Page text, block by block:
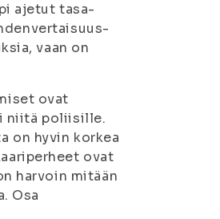
ajetut tasa-
vaan on
ovat
niitä poliisille.
on hyvin korkea
ovat
harvoin mitään
Osa